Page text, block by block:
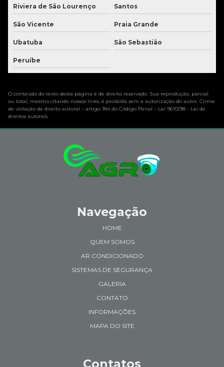
Riviera de São Lourenço Santos
São Vicente Praia Grande
Ubatuba São Sebastião
Peruíbe
O conteúdo do texto desta página é de direito reservado. Sua reprodução, parcial
ou total, mesmo citando nossos links, é proibida sem a autorização do autor. Crime
de violação de direito autoral – artigo 184 do Código Penal – Lei 9610/98 - Lei de
direitos autorais.
Navegação
HOME
QUEM SOMOS
AR CONDICIONADO
SISTEMAS DE SEGURANÇA
GALERIA
CONTATO
INFORMAÇÕES
MAPA DO SITE
Contatos